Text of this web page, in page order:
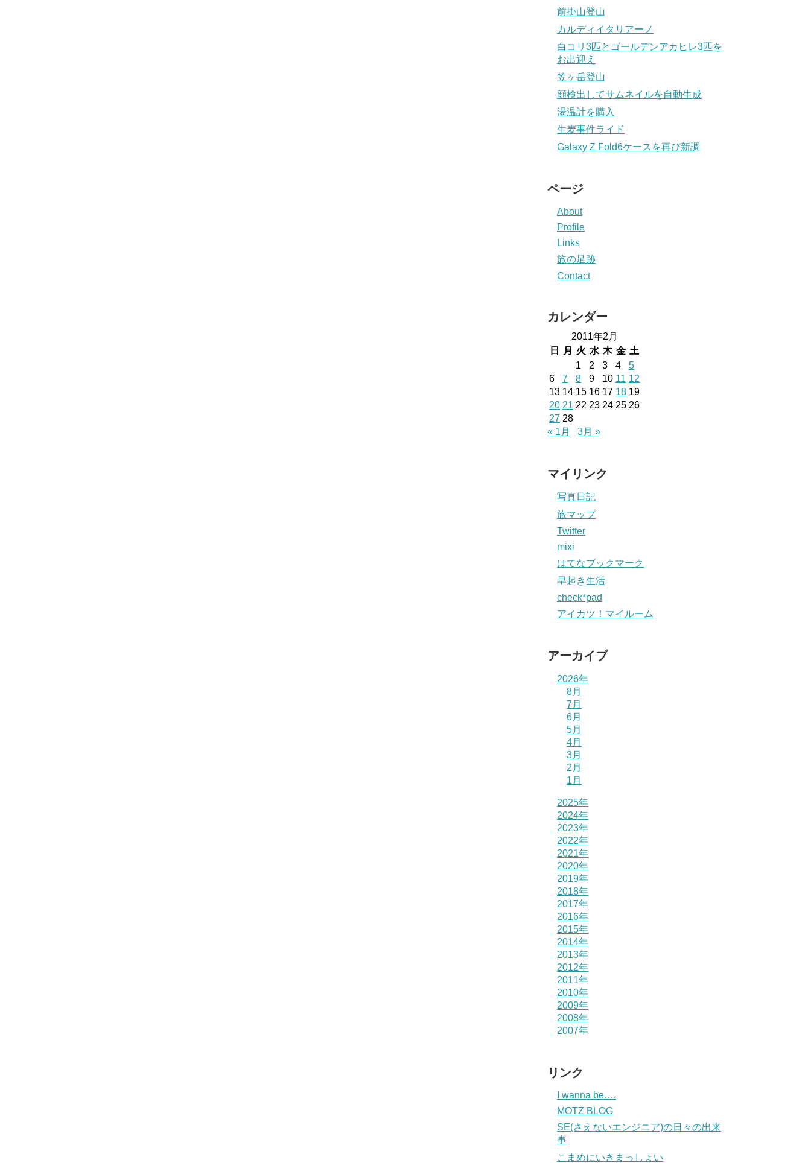
前掛山登山
カルディイタリアーノ
白コリ3匹とゴールデンアカヒレ3匹を
お出迎え
笠ヶ岳登山
顔検出してサムネイルを自動生成
湯温計を購入
生麦事件ライド
Galaxy Z Fold6ケースを再び新調
ページ
About
Profile
Links
旅の足跡
Contact
カレンダー
2011年2月
日
月 火 水 木 金 土
1
2 3 4
5
6
7 8 9 10 11 12
13 14 15 16 17 18 19
20 21 22 23 24 25 26
27 28
« 1月
3月 »
マイリンク
写真日記
旅マップ
Twitter
mixi
はてなブックマーク
早起き生活
check*pad
アイカツ！マイルーム
アーカイブ
2026年
8月
7月
6月
5月
4月
3月
2月
1月
2025年
2024年
2023年
2022年
2021年
2020年
2019年
2018年
2017年
2016年
2015年
2014年
2013年
2012年
2011年
2010年
2009年
2008年
2007年
リンク
I wanna be….
MOTZ BLOG
SE(さえないエンジニア)の日々の出来
事
こまめにいきまっしょい